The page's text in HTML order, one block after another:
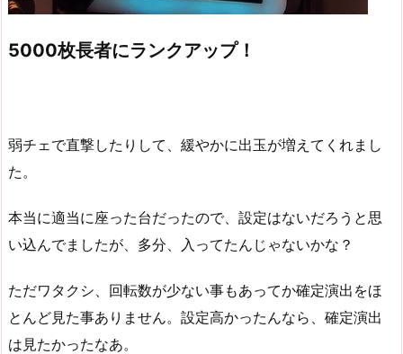
5000枚長者にランクアップ！
弱チェで直撃したりして、緩やかに出玉が増えてくれまし
た。
本当に適当に座った台だったので、設定はないだろうと思
い込んでましたが、多分、入ってたんじゃないかな？
ただワタクシ、回転数が少ない事もあってか確定演出をほ
とんど見た事ありません。設定高かったんなら、確定演出
は見たかったなあ。